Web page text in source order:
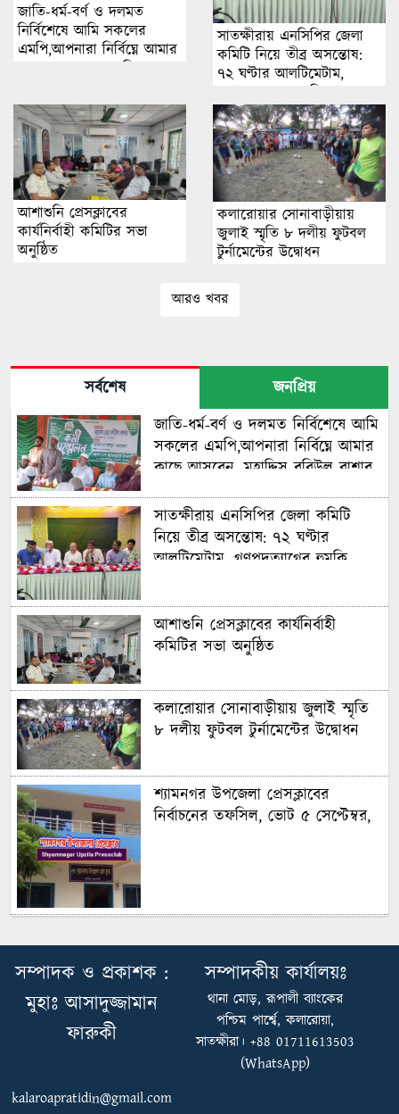
জাতি-ধর্ম-বর্ণ ও দলমত
নির্বিশেষে আমি সকলের
এমপি,আপনারা নির্বিঘ্নে আমার
কাছে আসবেন, মুহাদ্দিস
সাতক্ষীরায় এনসিপির জেলা
কমিটি নিয়ে তীব্র অসন্তোষ:
৭২ ঘণ্টার আলটিমেটাম,
গণপদত্যাগের হুমকি
আশাশুনি প্রেসক্লাবের
কার্যনির্বাহী কমিটির সভা
অনুষ্ঠিত
কলারোয়ার সোনাবাড়ীয়ায়
জুলাই স্মৃতি ৮ দলীয় ফুটবল
টুর্নামেন্টের উদ্বোধন
আরও খবর
সর্বশেষ
জনপ্রিয়
জাতি-ধর্ম-বর্ণ ও দলমত নির্বিশেষে আমি
সকলের এমপি,আপনারা নির্বিঘ্নে আমার
কাছে আসবেন, মুহাদ্দিস রবিউল বাশার
সাতক্ষীরায় এনসিপির জেলা কমিটি
নিয়ে তীব্র অসন্তোষ: ৭২ ঘণ্টার
আলটিমেটাম, গণপদত্যাগের হুমকি
আশাশুনি প্রেসক্লাবের কার্যনির্বাহী
কমিটির সভা অনুষ্ঠিত
কলারোয়ার সোনাবাড়ীয়ায় জুলাই স্মৃতি
৮ দলীয় ফুটবল টুর্নামেন্টের উদ্বোধন
শ্যামনগর উপজেলা প্রেসক্লাবের
নির্বাচনের তফসিল, ভোট ৫ সেপ্টেম্বর,
দলীয় ফুটবল টুর্নামেন্টের উদ্বোধন
কলারোয়ায় জিপিএ-৫ প্রাপ্ত শিক্ষার্থীদের
তাৎক্ষণিক সংবর্ধনা ইসলামী
সম্পাদক ও প্রকাশক :
মুহাঃ আসাদুজ্জামান
ফারুকী
সম্পাদকীয় কার্যালয়ঃ
থানা মোড়, রূপালী ব্যাংকের
পশ্চিম পার্শ্বে, কলারোয়া,
সাতক্ষীরা। +88 01711613503
(WhatsApp)
kalaroapratidin@gmail.com